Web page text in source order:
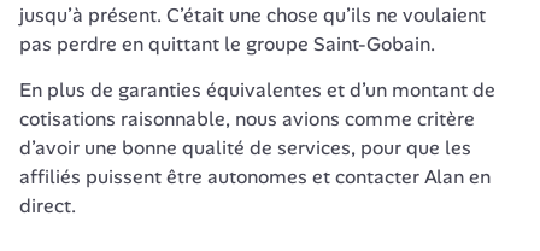
jusqu’à présent. C’était une chose qu’ils ne voulaient
pas perdre en quittant le groupe Saint-Gobain.
En plus de garanties équivalentes et d’un montant de
cotisations raisonnable, nous avions comme critère
d’avoir une bonne qualité de services, pour que les
affiliés puissent être autonomes et contacter Alan en